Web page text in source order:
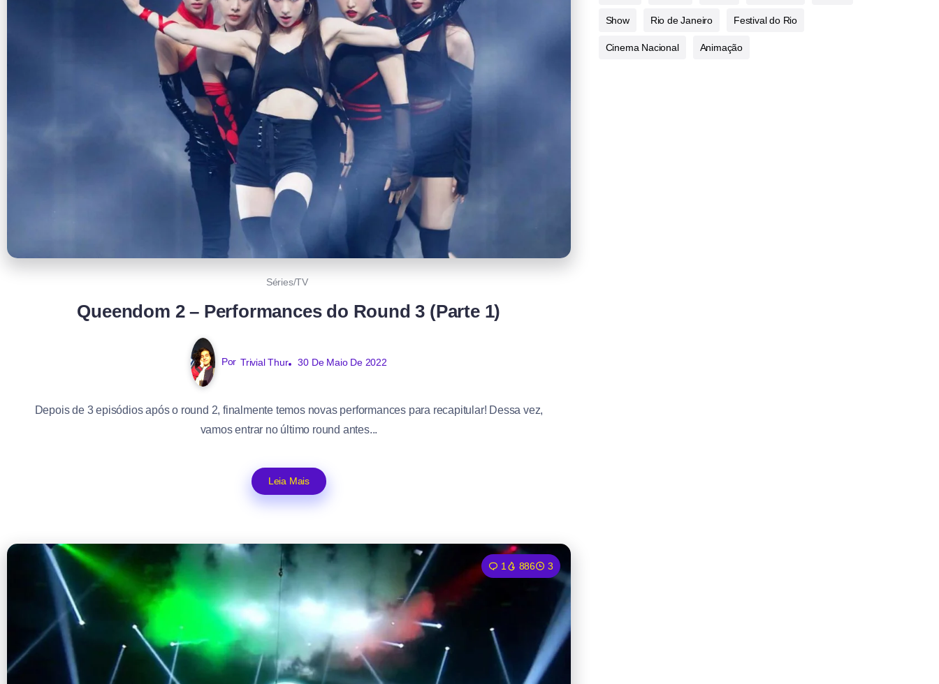
Séries/TV
Queendom 2 – Performances do Round 3 (Parte 1)
Por Trivial Thur 30 De Maio De 2022
Depois de 3 episódios após o round 2, finalmente temos novas performances para recapitular! Dessa vez,
vamos entrar no último round antes...
Leia Mais
1 886 3
Show Rio de Janeiro Festival do Rio
Cinema Nacional Animação